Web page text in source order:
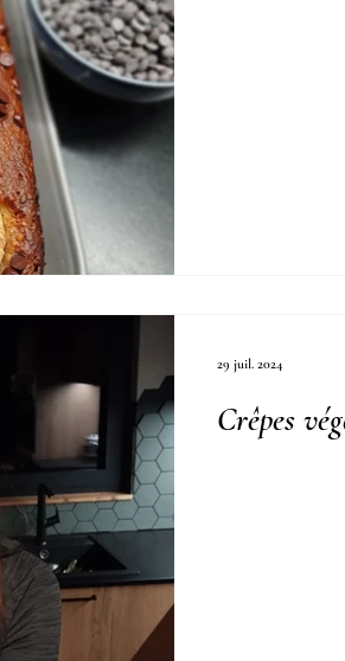
Crêpes
29 juil. 2024